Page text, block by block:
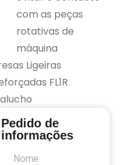
com as peças
rotativas de
máquina
Ligeiras
FL1R
Pedido de
informações